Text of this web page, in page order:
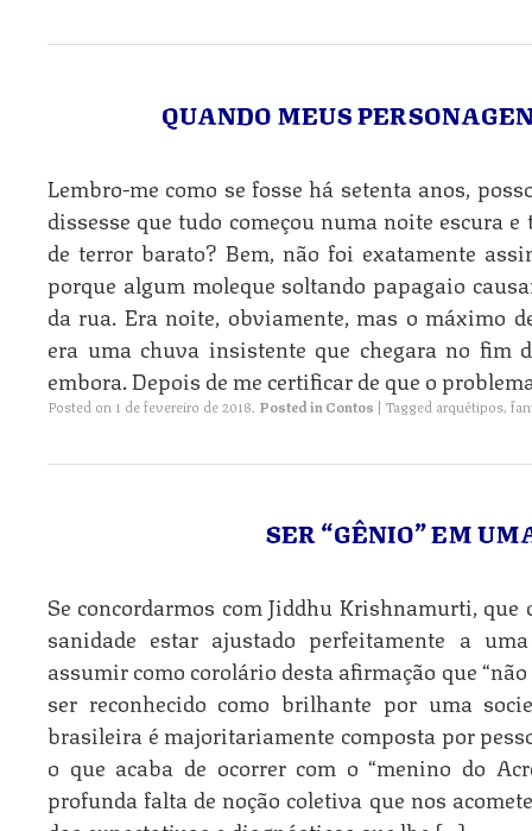
QUANDO MEUS
Lembro-me como se fosse há setenta anos,
dissesse que tudo começou numa noite escura
de terror barato? Bem, não foi exatamente
porque algum moleque soltando papagaio
da rua. Era noite, obviamente, mas o máximo
era uma chuva insistente que chegara no fim
embora. Depois de me certificar de que o
Posted on 1 de fevereiro de 2018. Posted in Contos | Tagged arquétipos,
SER “GÊNIO” EM
Se concordarmos com Jiddhu Krishnamurti,
sanidade estar ajustado perfeitamente a
assumir como corolário desta afirmação que
ser reconhecido como brilhante por uma
brasileira é majoritariamente composta por
o que acaba de ocorrer com o “menino do
profunda falta de noção coletiva que nos